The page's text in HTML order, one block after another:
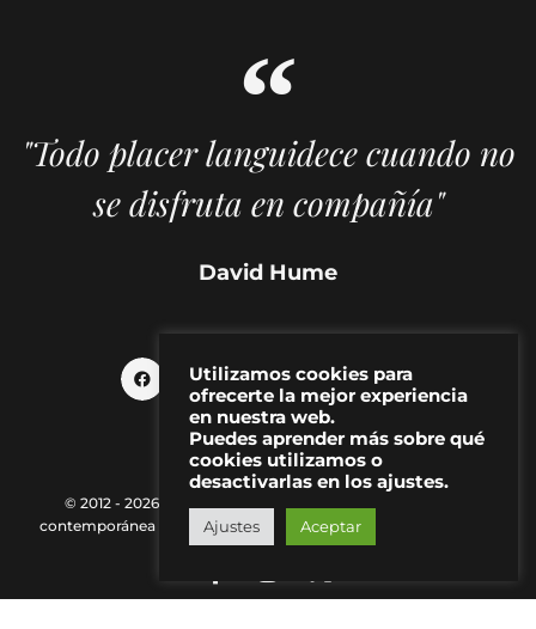
"Todo placer languidece cuando no
se disfruta en compañía"
David Hume
© 2012 - 2026 MAKMA | Revista de artes visuales y cultura
contemporánea |
Política de Privacidad|Aviso Legal
Utilizamos cookies para
ofrecerte la mejor experiencia
en nuestra web.
Puedes aprender más sobre qué
cookies utilizamos o
desactivarlas en los ajustes.
Ajustes Aceptar